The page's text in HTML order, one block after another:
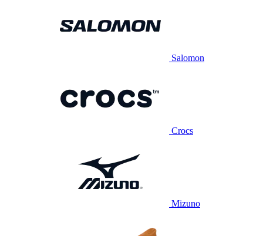
Salomon
Crocs
Mizuno